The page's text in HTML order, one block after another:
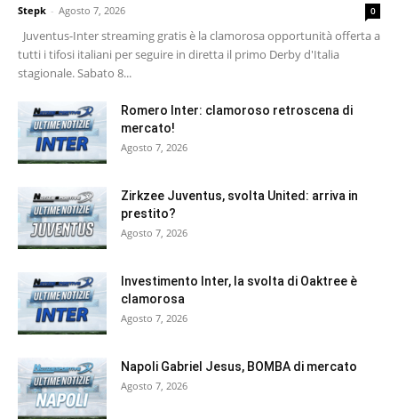
Stepk - Agosto 7, 2026 0
Juventus-Inter streaming gratis è la clamorosa opportunità offerta a
tutti i tifosi italiani per seguire in diretta il primo Derby d'Italia
stagionale. Sabato 8...
Romero Inter: clamoroso retroscena di
mercato!
Agosto 7, 2026
Zirkzee Juventus, svolta United: arriva in
prestito?
Agosto 7, 2026
Investimento Inter, la svolta di Oaktree è
clamorosa
Agosto 7, 2026
Napoli Gabriel Jesus, BOMBA di mercato
Agosto 7, 2026